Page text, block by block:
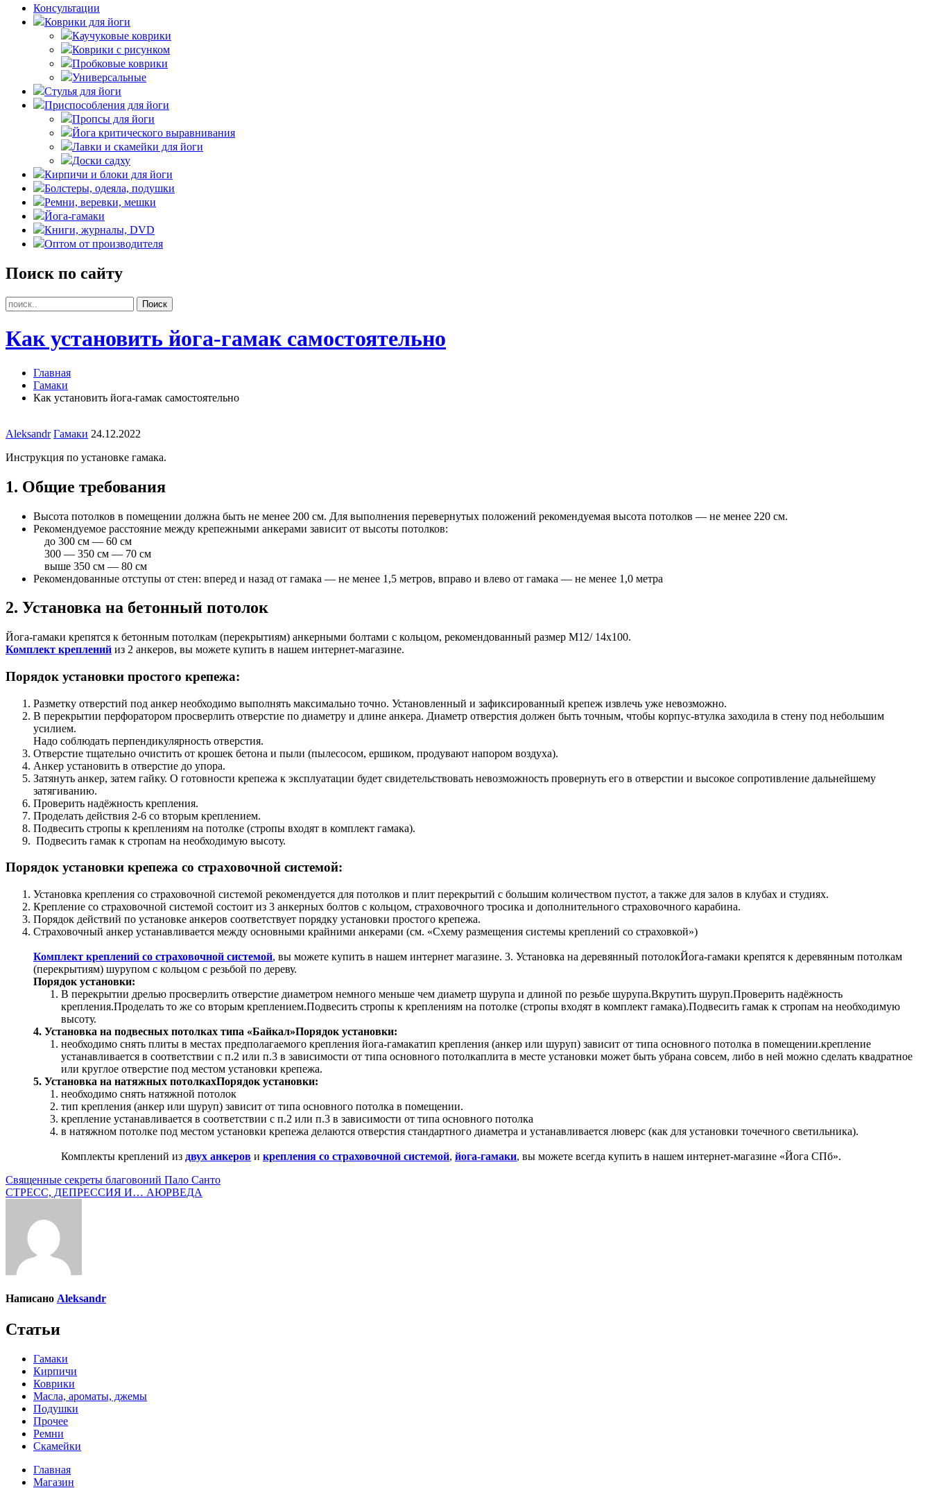
Консультации
Коврики для йоги
Каучуковые коврики
Коврики с рисунком
Пробковые коврики
Универсальные
Стулья для йоги
Приспособления для йоги
Пропсы для йоги
Йога критического выравнивания
Лавки и скамейки для йоги
Доски садху
Кирпичи и блоки для йоги
Болстеры, одеяла, подушки
Ремни, веревки, мешки
Йога-гамаки
Книги, журналы, DVD
Оптом от производителя
Поиск по сайту
Как установить йога-гамак самостоятельно
Главная
Гамаки
Как установить йога-гамак самостоятельно
Aleksandr Гамаки 24.12.2022
Инструкция по установке гамака.
1. Общие требования
Высота потолков в помещении должна быть не менее 200 см. Для выполнения перевернутых положений рекомендуемая высота потолков — не менее 220 см.
Рекомендуемое расстояние между крепежными анкерами зависит от высоты потолков:
до 300 см — 60 см
300 — 350 см — 70 см
выше 350 см — 80 см
Рекомендованные отступы от стен: вперед и назад от гамака — не менее 1,5 метров, вправо и влево от гамака — не менее 1,0 метра
2. Установка на бетонный потолок
Йога-гамаки крепятся к бетонным потолкам (перекрытиям) анкерными болтами с кольцом, рекомендованный размер М12/ 14х100.
Комплект креплений из 2 анкеров, вы можете купить в нашем интернет-магазине.
Порядок установки простого крепежа:
Разметку отверстий под анкер необходимо выполнять максимально точно. Установленный и зафиксированный крепеж извлечь уже невозможно.
В перекрытии перфоратором просверлить отверстие по диаметру и длине анкера. Диаметр отверстия должен быть точным, чтобы корпус-втулка заходила в стену под небольшим
усилием.
Надо соблюдать перпендикулярность отверстия.
Отверстие тщательно очистить от крошек бетона и пыли (пылесосом, ершиком, продувают напором воздуха).
Анкер установить в отверстие до упора.
Затянуть анкер, затем гайку. О готовности крепежа к эксплуатации будет свидетельствовать невозможность провернуть его в отверстии и высокое сопротивление дальнейшему
затягиванию.
Проверить надёжность крепления.
Проделать действия 2-6 со вторым креплением.
Подвесить стропы к креплениям на потолке (стропы входят в комплект гамака).
Подвесить гамак к стропам на необходимую высоту.
Порядок установки крепежа со страховочной системой:
Установка крепления со страховочной системой рекомендуется для потолков и плит перекрытий с большим количеством пустот, а также для залов в клубах и студиях.
Крепление со страховочной системой состоит из 3 анкерных болтов с кольцом, страховочного тросика и дополнительного страховочного карабина.
Порядок действий по установке анкеров соответствует порядку установки простого крепежа.
Страховочный анкер устанавливается между основными крайними анкерами (см. «Схему размещения системы креплений со страховкой»)
Комплект креплений со страховочной системой, вы можете купить в нашем интернет магазине. 3. Установка на деревянный потолокЙога-гамаки крепятся к деревянным потолкам
(перекрытиям) шурупом с кольцом с резьбой по дереву.
Порядок установки:
В перекрытии дрелью просверлить отверстие диаметром немного меньше чем диаметр шурупа и длиной по резьбе шурупа.Вкрутить шуруп.Проверить надёжность
крепления.Проделать то же со вторым креплением.Подвесить стропы к креплениям на потолке (стропы входят в комплект гамака).Подвесить гамак к стропам на необходимую
высоту.
4. Установка на подвесных потолках типа «Байкал»Порядок установки:
необходимо снять плиты в местах предполагаемого крепления йога-гамакатип крепления (анкер или шуруп) зависит от типа основного потолка в помещении.крепление
устанавливается в соответствии с п.2 или п.3 в зависимости от типа основного потолкаплита в месте установки может быть убрана совсем, либо в ней можно сделать квадратное
или круглое отверстие под местом установки крепежа.
5. Установка на натяжных потолкахПорядок установки:
необходимо снять натяжной потолок
тип крепления (анкер или шуруп) зависит от типа основного потолка в помещении.
крепление устанавливается в соответствии с п.2 или п.3 в зависимости от типа основного потолка
в натяжном потолке под местом установки крепежа делаются отверстия стандартного диаметра и устанавливается люверс (как для установки точечного светильника).
Комплекты креплений из двух анкеров и крепления со страховочной системой, йога-гамаки, вы можете всегда купить в нашем интернет-магазине «Йога СПб».
Навигация
по
записям
Священные секреты благовоний Пало Санто
СТРЕСС, ДЕПРЕССИЯ И… АЮРВЕДА
Написано Aleksandr
Статьи
Гамаки
Кирпичи
Коврики
Масла, ароматы, джемы
Подушки
Прочее
Ремни
Скамейки
Главная
Магазин